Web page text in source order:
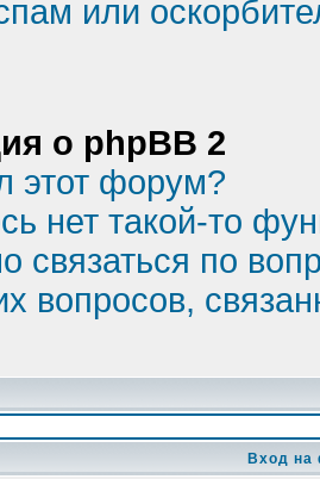
или
о phpBB 2
этот форум?
нет такой-то
связаться по
вопросов,
Вход на